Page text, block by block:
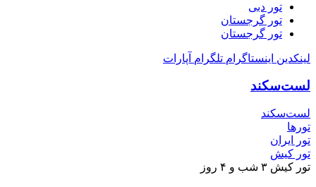
تور دبی
تور گرجستان
تور گرجستان
لینکدین اینستاگرام تلگرام آپارات
لست‌سکند
لست‌سکند
تورها
تور ایران
تور کیش
تور کیش ۳ شب و ۴ روز